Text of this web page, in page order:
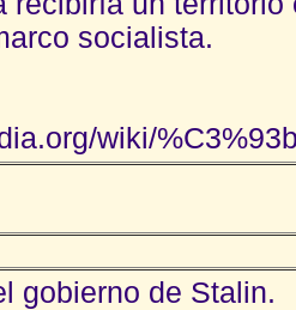
socialista.
wiki/
gobierno de Stalin.